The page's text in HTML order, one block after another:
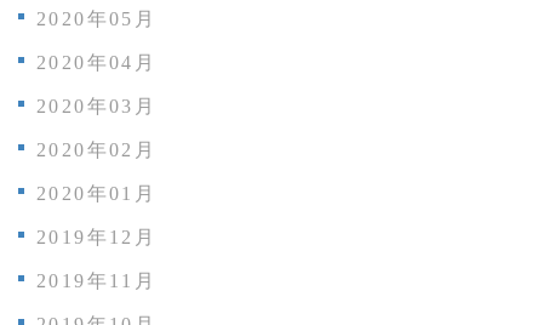
2020年05月
2020年04月
2020年03月
2020年02月
2020年01月
2019年12月
2019年11月